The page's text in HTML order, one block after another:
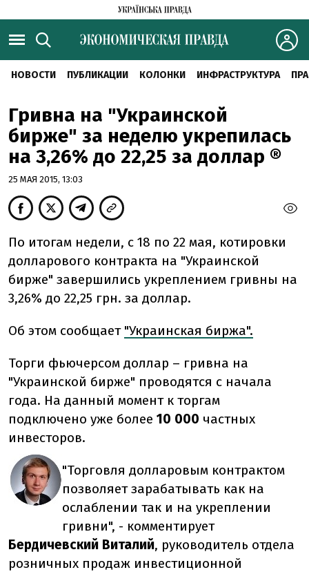
НОВОСТИ ПУБЛИКАЦИИ КОЛОНКИ ИНФРАСТРУКТУРА
Гривна на "Украинской
бирже" за неделю укрепилась
на 3,26% до 22,25 за доллар ®
25 МАЯ 2015, 13:03
По итогам недели, с 18 по 22 мая, котировки
долларового контракта на "Украинской
бирже" завершились укреплением гривны на
3,26% до 22,25 грн. за доллар.
Об этом сообщает "Украинская биржа".
Торги фьючерсом доллар – гривна на
"Украинской бирже" проводятся с начала
года. На данный момент к торгам
подключено уже более 10 000 частных
инвесторов.
"Торговля долларовым контрактом
позволяет зарабатывать как на
ослаблении так и на укреплении
гривни", - комментирует
Бердичевский Виталий, руководитель отдела
розничных продаж инвестиционной